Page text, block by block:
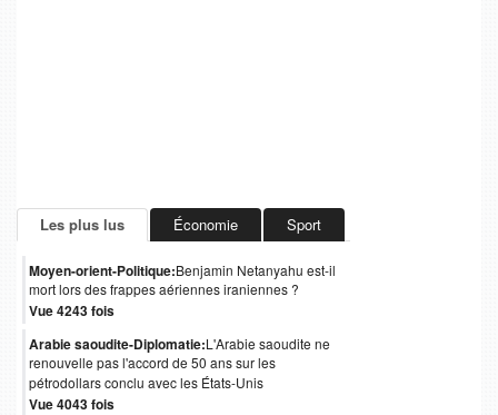
Les plus lus Économie Sport
Moyen-orient-Politique:Benjamin Netanyahu est-il
mort lors des frappes aériennes iraniennes ?
Vue 4243 fois
Arabie saoudite-Diplomatie:L'Arabie saoudite ne
renouvelle pas l'accord de 50 ans sur les
pétrodollars conclu avec les États-Unis
Vue 4043 fois